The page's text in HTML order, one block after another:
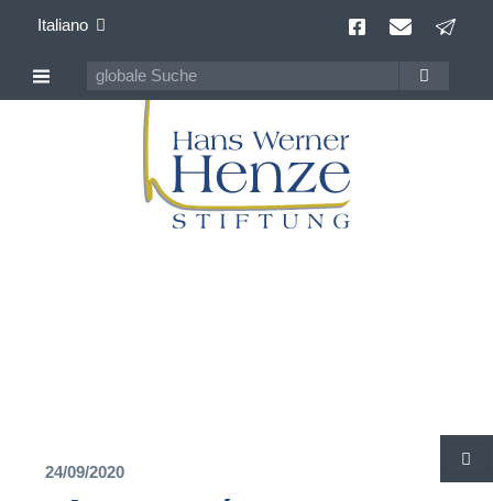
Italiano
24/09/2020